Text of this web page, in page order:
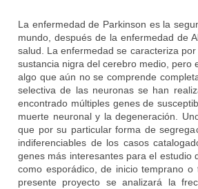
La enfermedad de Parkinson es la
mundo, después de la enfermedad de
salud. La enfermedad se caracteriza
sustancia nigra del cerebro medio, pero
algo que aún no se comprende
selectiva de las neuronas se han
encontrado múltiples genes de
muerte neuronal y la degeneración.
que por su particular forma de
indiferenciables de los casos
genes más interesantes para el estudio
como esporádico, de inicio temprano
presente proyecto se analizará la